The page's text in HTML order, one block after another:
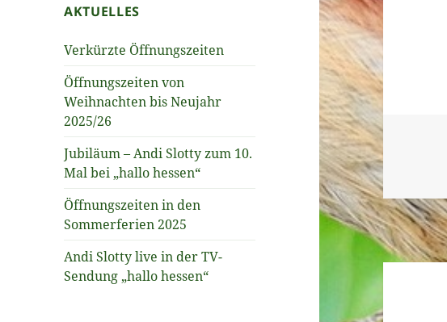
AKTUELLES
Verkürzte Öffnungszeiten
Öffnungszeiten von
Weihnachten bis Neujahr
2025/26
Jubiläum – Andi Slotty zum 10.
Mal bei „hallo hessen“
Öffnungszeiten in den
Sommerferien 2025
Andi Slotty live in der TV-
Sendung „hallo hessen“